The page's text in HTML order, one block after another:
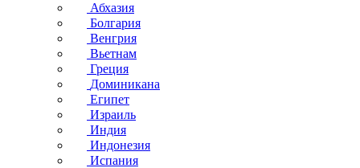
Абхазия
Болгария
Венгрия
Вьетнам
Греция
Доминикана
Египет
Израиль
Индия
Индонезия
Испания